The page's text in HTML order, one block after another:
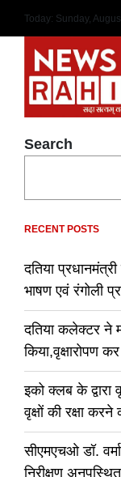
content
Today: Sunday,
Search
RECENT POSTS
दतिया
भाषण एवं रंगोली
दतिया कलेक्टर ने
किया,वृक्षारोपण
इको क्लब के द्वारा
वृक्षों की रक्षा
सीएमएचओ डॉ.
निरीक्षण